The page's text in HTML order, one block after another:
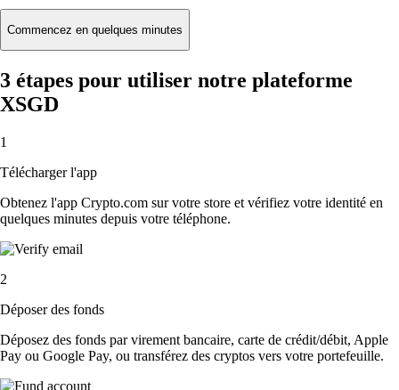
Commencez en quelques minutes
3 étapes pour utiliser notre plateforme
XSGD
1
Télécharger l'app
Obtenez l'app Crypto.com sur votre store et vérifiez votre identité en
quelques minutes depuis votre téléphone.
2
Déposer des fonds
Déposez des fonds par virement bancaire, carte de crédit/débit, Apple
Pay ou Google Pay, ou transférez des cryptos vers votre portefeuille.